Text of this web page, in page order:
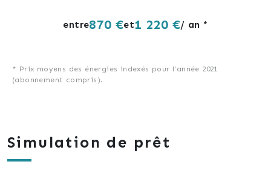
entre870 €et1 220 €/ an *
* Prix moyens des énergies indexés pour l'année 2021
(abonnement compris).
Simulation de prêt